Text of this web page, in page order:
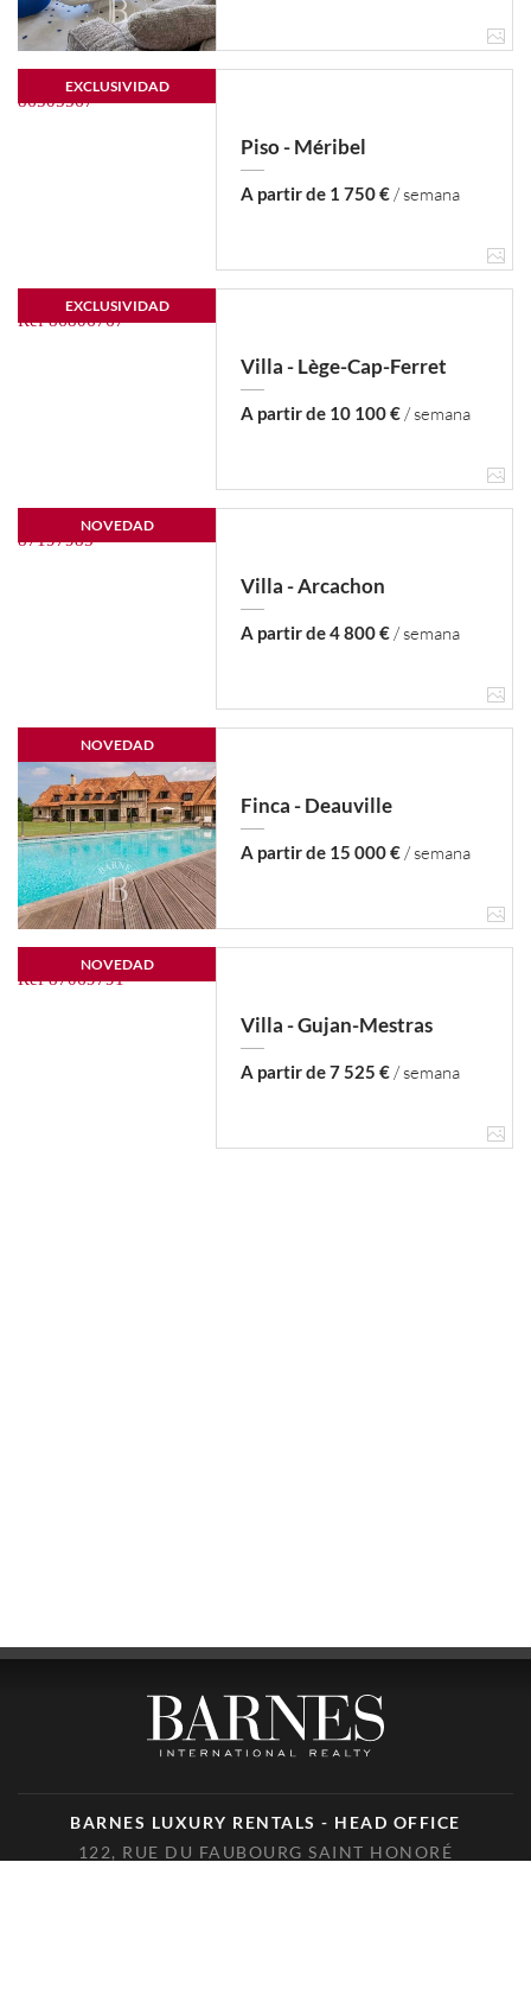
EXCLUSIVIDAD
Piso - Méribel
A partir de 1 750 €/ semana
EXCLUSIVIDAD
Villa - Lège-Cap-Ferret
A partir de 10 100 €/ semana
NOVEDAD
Villa - Arcachon
A partir de 4 800 €/ semana
NOVEDAD
Finca - Deauville
A partir de 15 000 €/ semana
NOVEDAD
Villa - Gujan-Mestras
A partir de 7 525 €/ semana
BARNES LUXURY RENTALS - HEAD OFFICE
122, RUE DU FAUBOURG SAINT HONORÉ